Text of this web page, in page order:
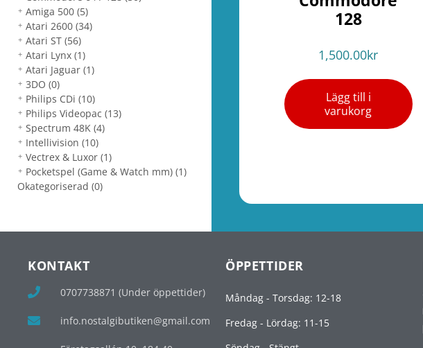
Amiga 500(5)
Atari 2600(34)
Atari ST(56)
Atari Lynx(1)
Atari Jaguar(1)
3DO(0)
Philips CDi(10)
Philips Videopac(13)
Spectrum 48K(4)
Intellivision(10)
Vectrex & Luxor(1)
Pocketspel (Game & Watch mm)(1)
Okategoriserad (0)
128
1,500.00kr
Lägg till i
varukorg
KONTAKT
0707738871 (Under öppettider)
info.nostalgibutiken@gmail.com
ÖPPETTIDER
Måndag - Torsdag: 12-18
Fredag - Lördag: 11-15